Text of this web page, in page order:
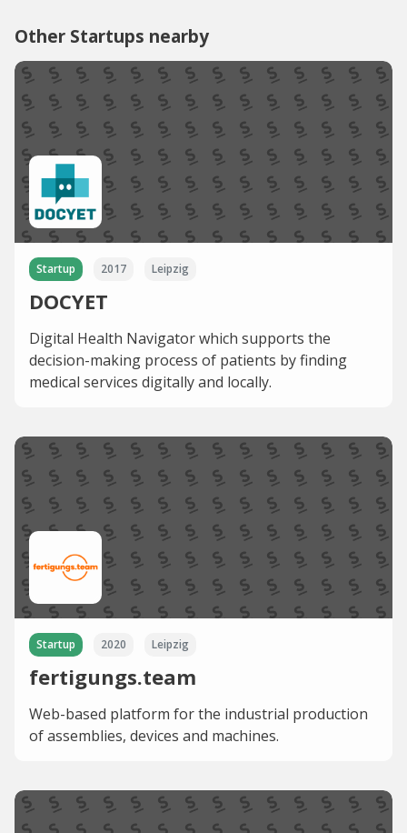
Other Startups nearby
Startup 2017 Leipzig
DOCYET
Digital Health Navigator which supports the
decision-making process of patients by finding
medical services digitally and locally.
Startup 2020 Leipzig
fertigungs.team
Web-based platform for the industrial production
of assemblies, devices and machines.